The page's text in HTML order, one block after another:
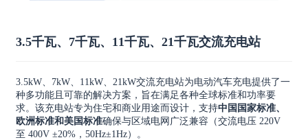
3.5千瓦、7千瓦、11千瓦、21千瓦交流充电站
3.5kW、7kW、11kW、21kW交流充电站为电动汽车充电提供了一
种多功能且可靠的解决方案，旨在满足各种全球标准和功率要
求。该充电站专为住宅和商业用途而设计，支持中国国家标准、
欧洲标准和美国标准确保与区域电网广泛兼容（交流电压 220V
至 400V ±20%，50Hz±1Hz）。